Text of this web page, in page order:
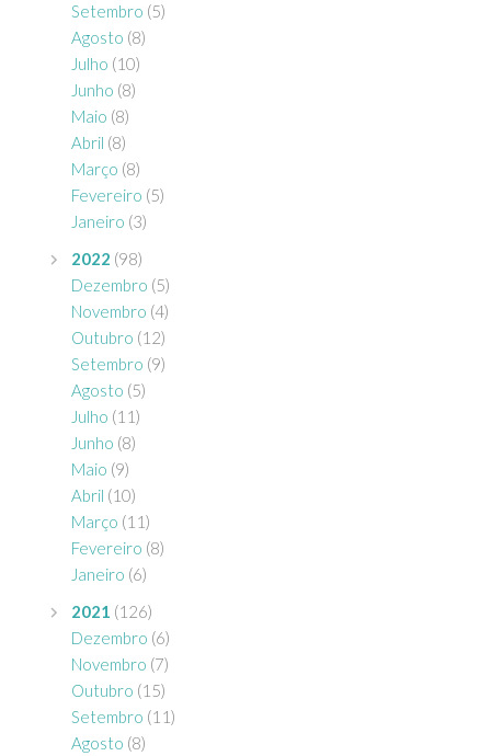
Setembro (5)
Agosto (8)
Julho (10)
Junho (8)
Maio (8)
Abril (8)
Março (8)
Fevereiro (5)
Janeiro (3)
2022 (98)
Dezembro (5)
Novembro (4)
Outubro (12)
Setembro (9)
Agosto (5)
Julho (11)
Junho (8)
Maio (9)
Abril (10)
Março (11)
Fevereiro (8)
Janeiro (6)
2021 (126)
Dezembro (6)
Novembro (7)
Outubro (15)
Setembro (11)
Agosto (8)